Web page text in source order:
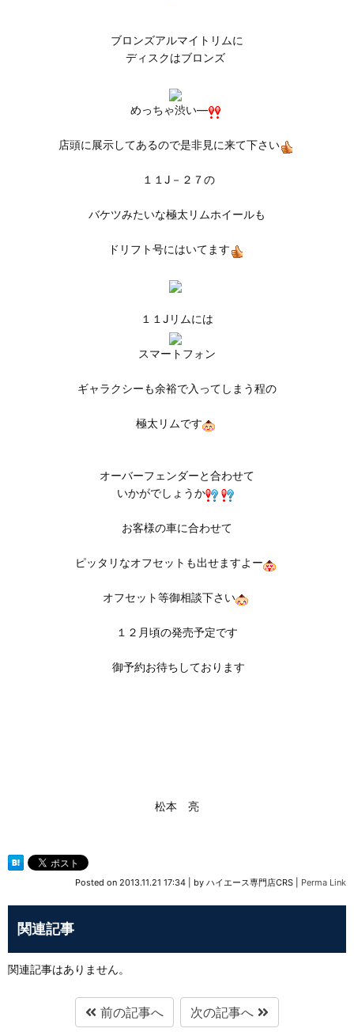
ブロンズアルマイトリムに
ディスクはブロンズ
めっちゃ渋い―
店頭に展示してあるので是非見に来て下さい
１１J－２７の
バケツみたいな極太リムホイールも
ドリフト号にはいてます
１１Jリムには
スマートフォン
ギャラクシーも余裕で入ってしまう程の
極太リムです
オーバーフェンダーと合わせて
いかがでしょうか
お客様の車に合わせて
ピッタリなオフセットも出せますよー
オフセット等御相談下さい
１２月頃の発売予定です
御予約お待ちしております
松本 亮
Posted on 2013.11.21 17:34 by ハイエース専門店CRS Perma Link
関連記事
関連記事はありません。
前の記事へ 次の記事へ